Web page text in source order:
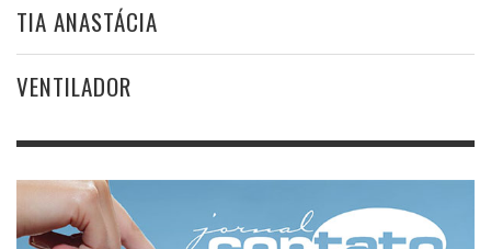
TIA ANASTÁCIA
VENTILADOR